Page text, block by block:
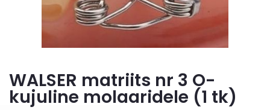
WALSER matriits nr 3 O-
kujuline molaaridele (1 tk)